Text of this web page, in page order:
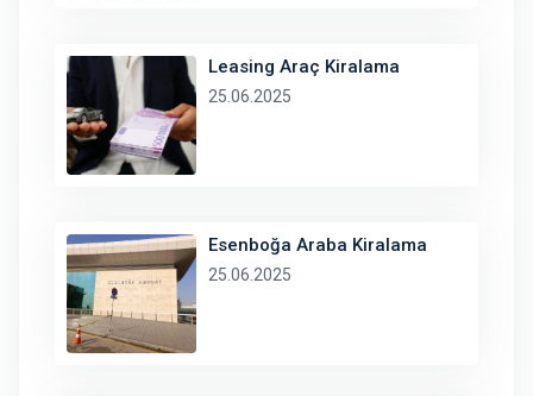
Leasing Araç Kiralama
25.06.2025
Esenboğa Araba Kiralama
25.06.2025